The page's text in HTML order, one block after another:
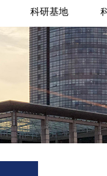
科研基地